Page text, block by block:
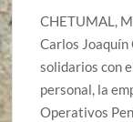
CHETUMAL,
Carlos Joaquín
solidarios con
personal, la
Operativos